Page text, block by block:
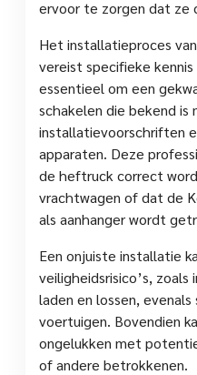
ervoor te zorgen dat ze
Het installatieproces
vereist specifieke
essentieel om een
schakelen die bekend is
installatievoorschriften
apparaten. Deze
de heftruck correct
vrachtwagen of dat de
als aanhanger wordt
Een onjuiste installatie
veiligheidsrisico’s,
laden en lossen,
voertuigen. Bovendien
ongelukken met
of andere betrokkenen.